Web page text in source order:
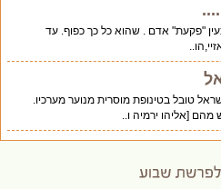
"פקעת" אדם . שהוא כל כך כפוף. עד
טובל בטינופת מוסרית מנוער מערכיו.
[אליהו ירמיה ו..